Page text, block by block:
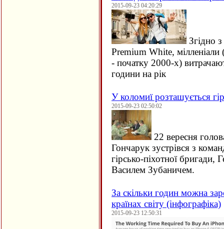
2015-09-23 04:20:29
Згідно
Premium White,
- початку 2000-х)
години на рік
У коломиї розташується
2015-09-23 02:50:02
22 вересня
Гончарук зустрівся з
гірсько-піхотної бригади,
Василем Зубаничем.
За скільки годин можна
країнах світу (інфографіка)
2015-09-23 12:50:31